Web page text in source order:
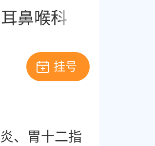
耳鼻喉科
挂号
、胃十二指